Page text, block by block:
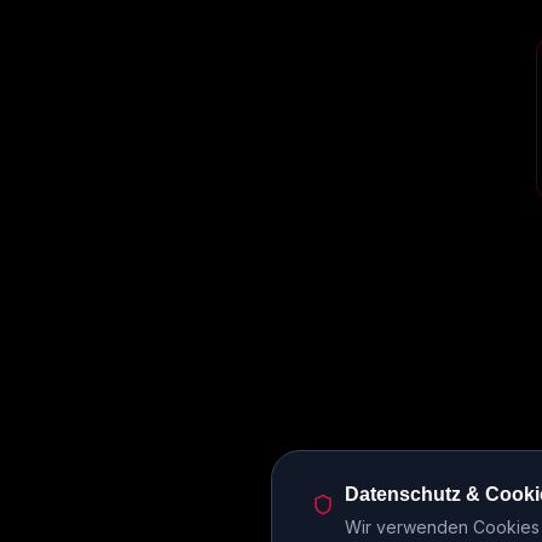
Datenschutz &
Wir verwenden